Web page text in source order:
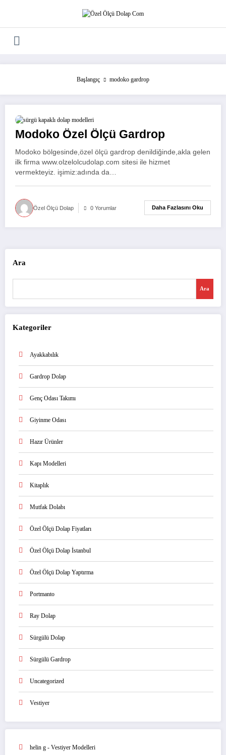
Başlangıç modoko gardrop
Modoko Özel Ölçü Gardrop
Modoko bölgesinde,özel ölçü gardrop denildiğinde,akla gelen
ilk firma www.olzelolcudolap.com sitesi ile hizmet
vermekteyiz. işimiz:adında da…
Özel Ölçü Dolap 0 Yorumlar Daha Fazlasını Oku
Ara
Ara
Kategoriler
Ayakkabılık
Gardrop Dolap
Genç Odası Takımı
Giyinme Odası
Hazır Ürünler
Kapı Modelleri
Kitaplık
Mutfak Dolabı
Özel Ölçü Dolap Fiyatları
Özel Ölçü Dolap İstanbul
Özel Ölçü Dolap Yaptırma
Portmanto
Ray Dolap
Sürgülü Dolap
Sürgülü Gardrop
Uncategorized
Vestiyer
helin g - Vestiyer Modelleri